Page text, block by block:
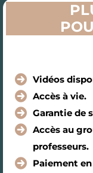
Vidéos
Accès à vie.
Garantie de
Accès au
professeurs.
Paiement